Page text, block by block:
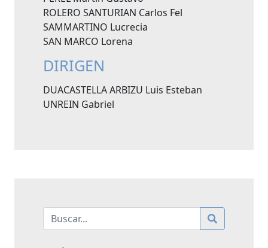
ROLERO SANTURIAN Carlos Fel
SAMMARTINO Lucrecia
SAN MARCO Lorena
DIRIGEN
DUACASTELLA ARBIZU Luis Esteban
UNREIN Gabriel